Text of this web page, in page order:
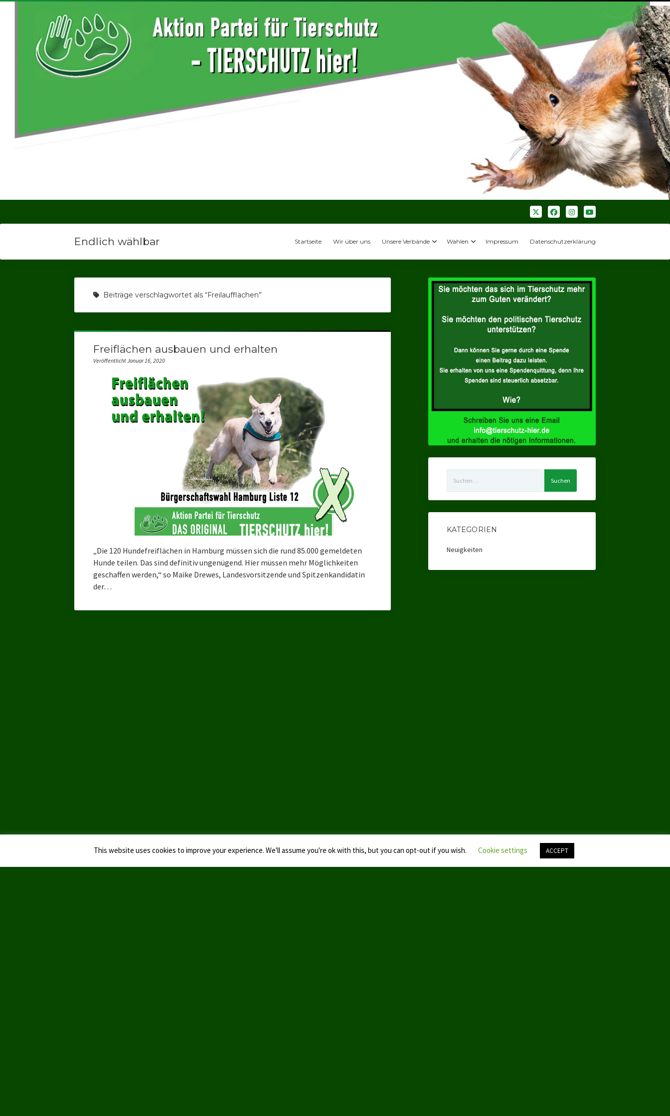
Endlich wählbar Startseite Wir über uns Unsere Verbände Wahlen Impressum Datenschutzerklärung
Beiträge verschlagwortet als “Freilaufflächen”
Freiflächen ausbauen und erhalten
Veröffentlicht Januar 16, 2020
„Die 120 Hundefreiflächen in Hamburg müssen sich die rund 85.000 gemeldeten
Hunde teilen. Das sind definitiv ungenügend. Hier müssen mehr Möglichkeiten
geschaffen werden,“ so Maike Drewes, Landesvorsitzende und Spitzenkandidatin
der…
nach:
KATEGORIEN
Neuigkeiten
This website uses cookies to improve your experience. We'll assume you're ok with this, but you can opt-out if you wish. Cookie settings ACCEPT